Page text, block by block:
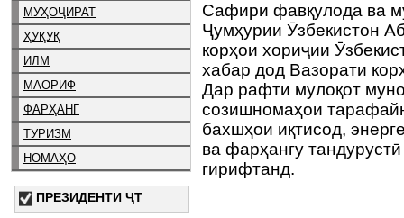
МУҲОҶИРАТ
ҲУҚУҚ
ИЛМ
МАОРИФ
ФАРҲАНГ
ТУРИЗМ
НОМАҲО
ПРЕЗИДЕНТИ ҶТ
Сафири фавқулода ва
Ҷумҳурии Ӯзбекистон
корҳои хориҷии
хабар дод Вазорати
Дар рафти мулоқот
созишномаҳои
бахшҳои иқтисод,
ва фарҳангу
гирифтанд.